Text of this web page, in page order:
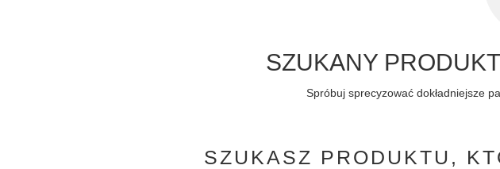
SZUKANY
Spróbuj sprecyzować dokładniejsze
SZUKASZ PRODUKTU,